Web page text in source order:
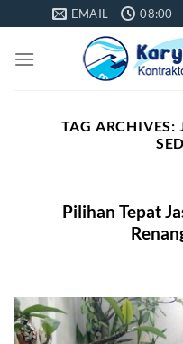
to
content
EMAIL 08:00 -
TAG ARCHIVES:
Pilihan Tepat